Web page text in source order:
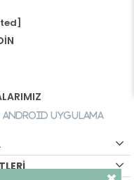
Android Uygulama